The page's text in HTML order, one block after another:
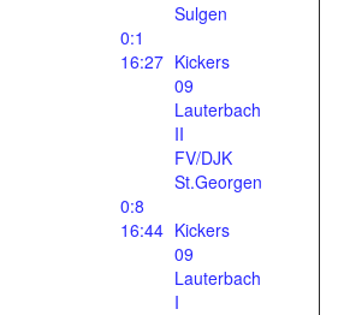
Sulgen
0:1
16:27 Kickers
09
Lauterbach
II
FV/DJK
St.Georgen
0:8
16:44 Kickers
09
Lauterbach
I